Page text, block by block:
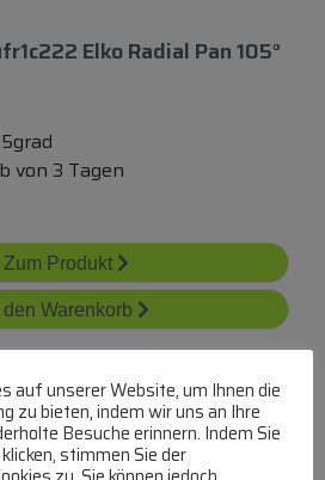
Elko Radial Pan 105°
von 3 Tagen
Zum Produkt
den Warenkorb
auf unserer Website, um Ihnen die
zu bieten, indem wir uns an Ihre
Besuche erinnern. Indem Sie
stimmen Sie der